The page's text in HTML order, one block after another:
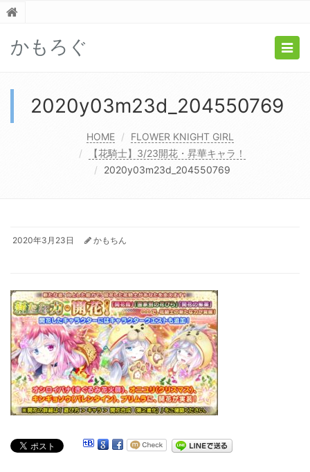
かもろぐ
2020y03m23d_204550769
HOME
FLOWER KNIGHT GIRL
【花騎士】3/23開花・昇華キャラ！
2020y03m23d_204550769
2020年3月23日 かもちん